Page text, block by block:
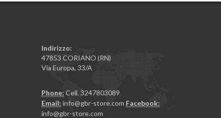
Indirizzo:
47853 CORIANO (RN)
Via Europa, 33/A
Phone: Cell. 3247803089
Email: info@gbr-store.com Facebook:
info@gbr-store.com